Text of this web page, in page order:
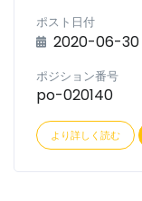
ポスト日付
2020-06-30
ポジション番号
po-020140
より詳しく読む